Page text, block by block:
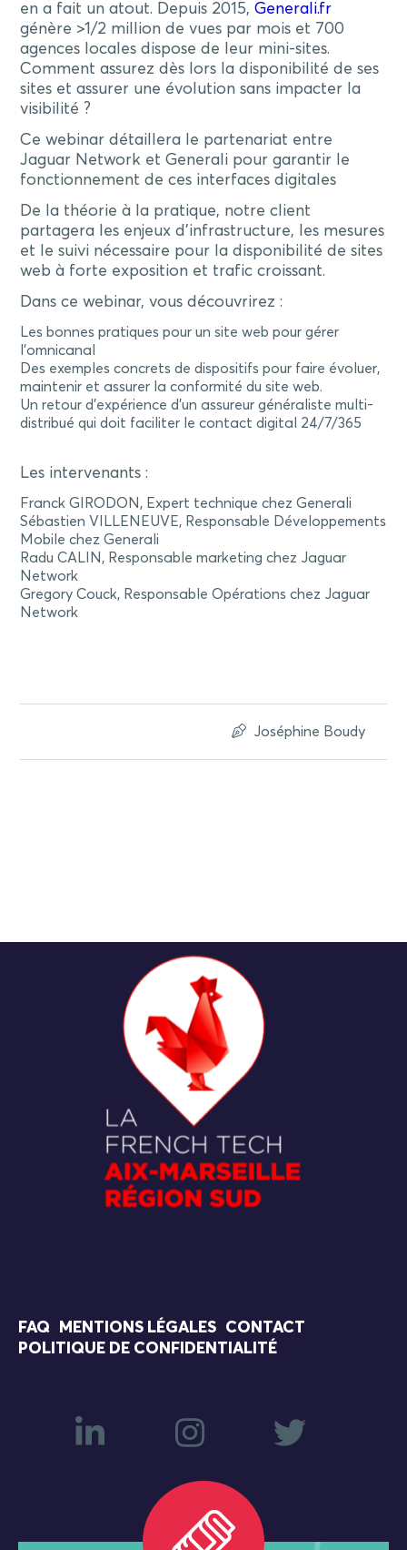
en a fait un atout. Depuis 2015,Generali.fr
génère >1/2 million de vues par mois et 700
agences locales dispose de leur mini-sites.
Comment assurez dès lors la disponibilité de ses
sites et assurer une évolution sans impacter la
visibilité ?
Ce webinar détaillera le partenariat entre
Jaguar Network et Generali pour garantir le
fonctionnement de ces interfaces digitales
De la théorie à la pratique, notre client
partagera les enjeux d’infrastructure, les mesures
et le suivi nécessaire pour la disponibilité de sites
web à forte exposition et trafic croissant.
Dans ce webinar, vous découvrirez :
Les bonnes pratiques pour un site web pour gérer
l’omnicanal
Des exemples concrets de dispositifs pour faire évoluer,
maintenir et assurer la conformité du site web.
Un retour d’expérience d’un assureur généraliste multi-
distribué qui doit faciliter le contact digital 24/7/365
Les intervenants :
Franck GIRODON, Expert technique chez Generali
Sébastien VILLENEUVE, Responsable Développements
Mobile chez Generali
Radu CALIN, Responsable marketing chez Jaguar
Network
Gregory Couck, Responsable Opérations chez Jaguar
Network
Joséphine Boudy
FAQ MENTIONS LÉGALES
CONTACT
POLITIQUE DE CONFIDENTIALITÉ